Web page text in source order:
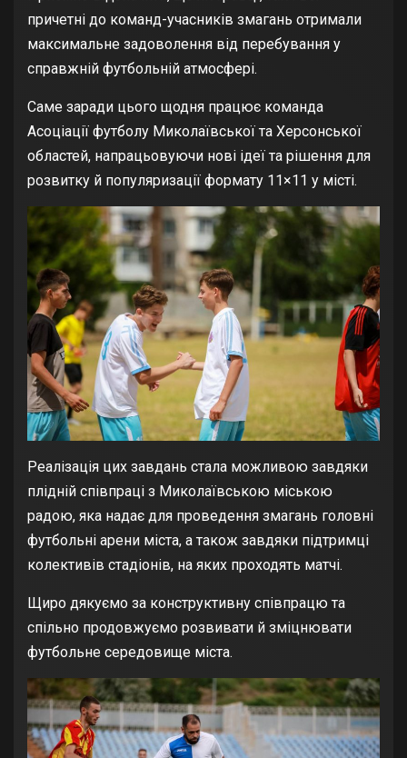
причетні до команд-учасників змагань отримали
максимальне задоволення від перебування у
справжній футбольній атмосфері.
Саме заради цього щодня працює команда
Асоціації футболу Миколаївської та Херсонської
областей, напрацьовуючи нові ідеї та рішення для
розвитку й популяризації формату 11×11 у місті.
Реалізація цих завдань стала можливою завдяки
плідній співпраці з Миколаївською міською
радою, яка надає для проведення змагань головні
футбольні арени міста, а також завдяки підтримці
колективів стадіонів, на яких проходять матчі.
Щиро дякуємо за конструктивну співпрацю та
спільно продовжуємо розвивати й зміцнювати
футбольне середовище міста.